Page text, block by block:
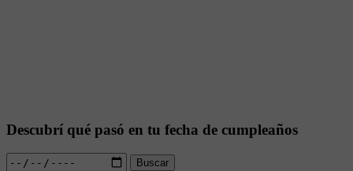
Descubrí qué pasó en tu fecha de cumpleaños
Buscar